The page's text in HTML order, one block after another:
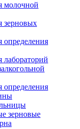
молочной
зерновых
определения
лабораторий
определения
зерновые